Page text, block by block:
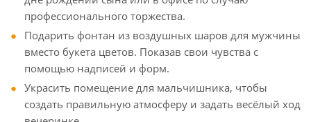
профессионального торжества.
Подарить фонтан из воздушных шаров для мужчины
вместо букета цветов. Показав свои чувства с
помощью надписей и форм.
Украсить помещение для мальчишника, чтобы
создать правильную атмосферу и задать весёлый ход